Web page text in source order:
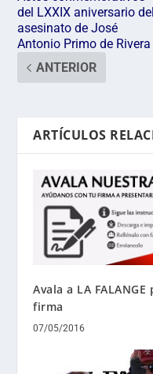
del LXXIX aniversario del
asesinato de José
Antonio Primo de Rivera
ANTERIOR
ARTÍCULOS
Avala a LA
firma
07/05/2016